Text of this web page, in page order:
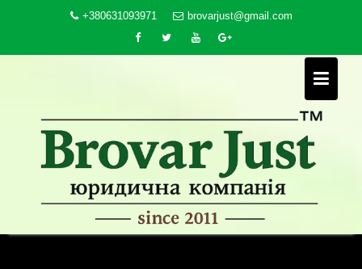
+380631093971 brovarjust@gmail.com